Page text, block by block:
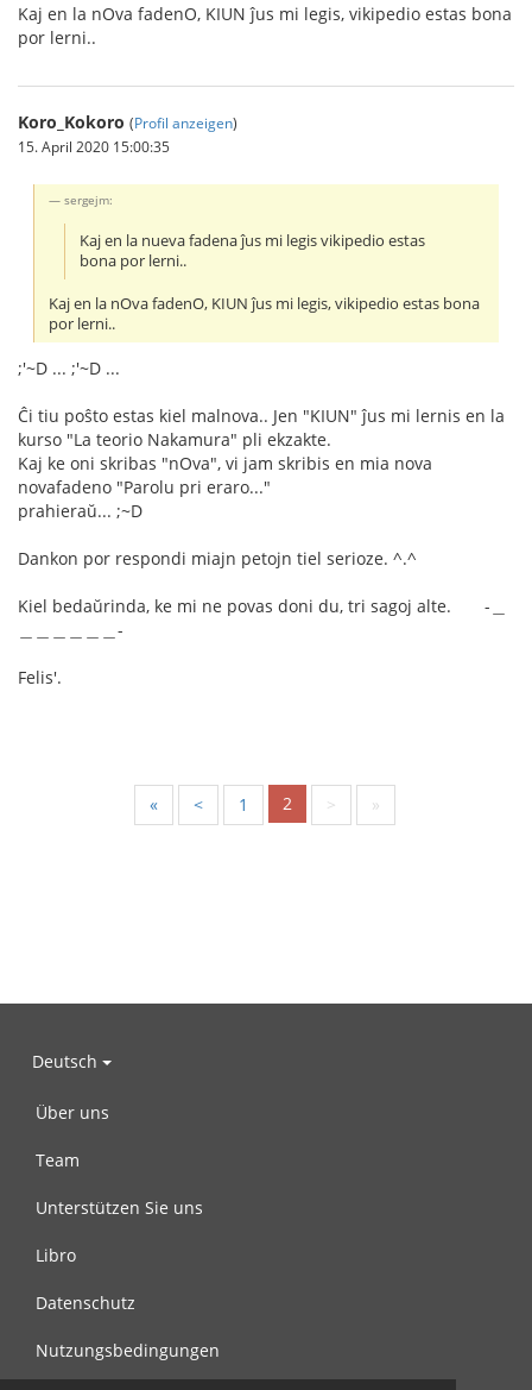
Kaj en la nOva fadenO, KIUN ĵus mi legis, vikipedio estas bona
por lerni..
Koro_Kokoro (Profil anzeigen)
15. April 2020 15:00:35
sergejm:
Kaj en la nueva fadena ĵus mi legis vikipedio estas
bona por lerni..
Kaj en la nOva fadenO, KIUN ĵus mi legis, vikipedio estas bona
por lerni..
;'~D ... ;'~D ...
Ĉi tiu poŝto estas kiel malnova.. Jen "KIUN" ĵus mi lernis en la
kurso "La teorio Nakamura" pli ekzakte.
Kaj ke oni skribas "nOva", vi jam skribis en mia nova
novafadeno "Parolu pri eraro..."
prahieraŭ... ;~D
Dankon por respondi miajn petojn tiel serioze. ^.^
Kiel bedaŭrinda, ke mi ne povas doni du, tri sagoj alte. -＿
＿＿＿＿＿＿-
Felis'.
« < 1 2 > »
Deutsch
Über uns
Team
Unterstützen Sie uns
Libro
Datenschutz
Nutzungsbedingungen